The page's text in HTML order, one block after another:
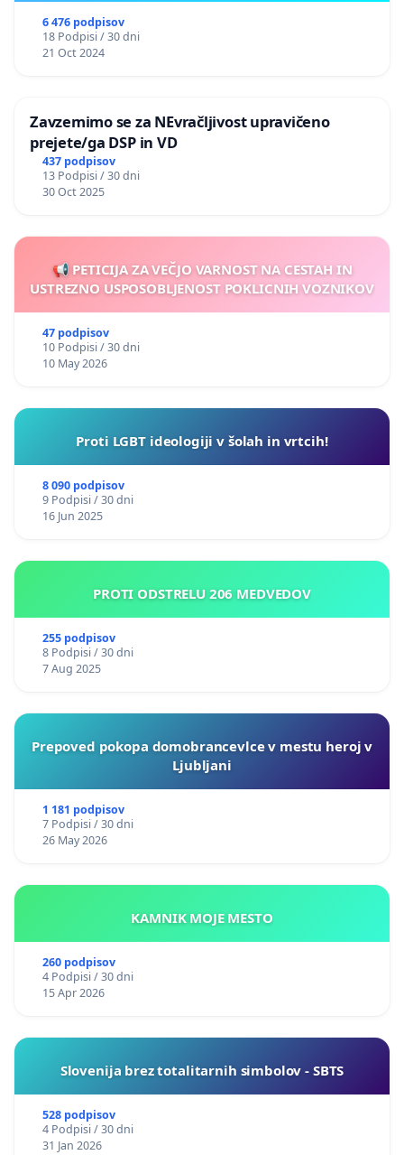
6 476 podpisov
18 Podpisi / 30 dni
21 Oct 2024
Zavzemimo se za NEvračljivost upravičeno
prejete/ga DSP in VD
437 podpisov
13 Podpisi / 30 dni
30 Oct 2025
📢 PETICIJA ZA VEČJO VARNOST NA CESTAH IN
USTREZNO USPOSOBLJENOST POKLICNIH VOZNIKOV
47 podpisov
10 Podpisi / 30 dni
10 May 2026
Proti LGBT ideologiji v šolah in vrtcih!
8 090 podpisov
9 Podpisi / 30 dni
16 Jun 2025
PROTI ODSTRELU 206 MEDVEDOV
255 podpisov
8 Podpisi / 30 dni
7 Aug 2025
Prepoved pokopa domobrancevlce v mestu heroj v
Ljubljani
1 181 podpisov
7 Podpisi / 30 dni
26 May 2026
KAMNIK MOJE MESTO
260 podpisov
4 Podpisi / 30 dni
15 Apr 2026
Slovenija brez totalitarnih simbolov - SBTS
528 podpisov
4 Podpisi / 30 dni
31 Jan 2026